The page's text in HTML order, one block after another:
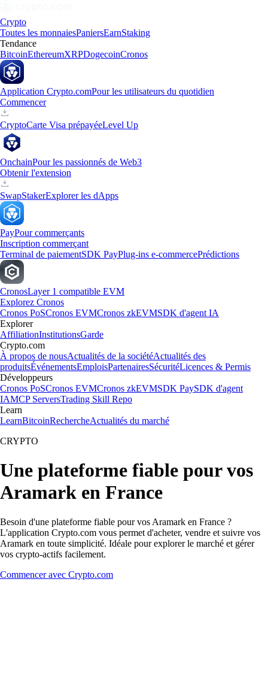
Crypto
Toutes les monnaiesPaniersEarnStaking
Tendance
BitcoinEthereumXRPDogecoinCronos
Application Crypto.comPour les utilisateurs du quotidien
Commencer
CryptoCarte Visa prépayéeLevel Up
OnchainPour les passionnés de Web3
Obtenir l'extension
SwapStakerExplorer les dApps
PayPour commerçants
Inscription commerçant
Terminal de paiementSDK PayPlug-ins e-commercePrédictions
CronosLayer 1 compatible EVM
Explorez Cronos
Cronos PoSCronos EVMCronos zkEVMSDK d'agent IA
Explorer
AffiliationInstitutionsGarde
Crypto.com
À propos de nousActualités de la sociétéActualités des
produitsÉvénementsEmploisPartenairesSécuritéLicences & Permis
Développeurs
Cronos PoSCronos EVMCronos zkEVMSDK PaySDK d'agent
IAMCP ServersTrading Skill Repo
Learn
LearnBitcoinRechercheActualités du marché
CRYPTO
Une plateforme fiable pour vos
Aramark en France
Besoin d'une plateforme fiable pour vos Aramark en France ?
L'application Crypto.com vous permet d'acheter, vendre et suivre vos
Aramark en toute simplicité. Idéale pour explorer le marché et gérer
vos crypto-actifs facilement.
Commencer avec Crypto.com